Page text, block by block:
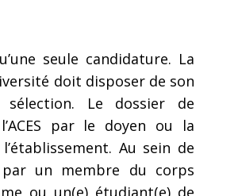
seule candidature. La
doit disposer de son
Le dossier de
par le doyen ou la
Au sein de
par un membre du corps
ou un(e) étudiant(e) de